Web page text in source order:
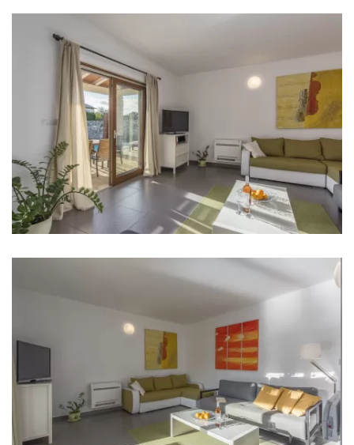
Krevetić za bebu
Posteljina
Kupaonice
Kupaonica 1: en suite, umivaonik, wc, tuš
Kupaonica 2: en suite, umivaonik, wc, tuš
Kupaonica 3: en suite, umivaonik, wc, tuš
Perilica rublja
Pegla za robu